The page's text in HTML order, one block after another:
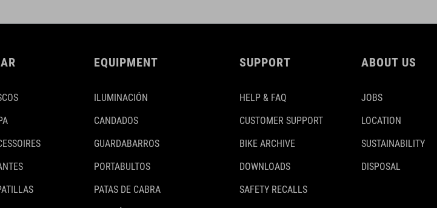
EQUIPMENT
ILUMINACIÓN
CANDADOS
GUARDABARROS
PORTABULTOS
PATAS DE CABRA
SUPPORT
HELP & FAQ
CUSTOMER SUPPORT
BIKE ARCHIVE
DOWNLOADS
SAFETY RECALLS
ABOUT US
JOBS
LOCATION
SUSTAINABILITY
DISPOSAL